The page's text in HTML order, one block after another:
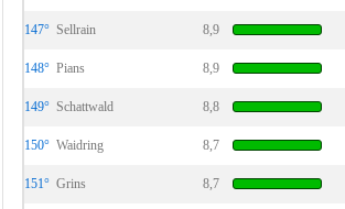
147° Sellrain 8,9
148° Pians 8,9
149° Schattwald 8,8
150° Waidring 8,7
151° Grins 8,7